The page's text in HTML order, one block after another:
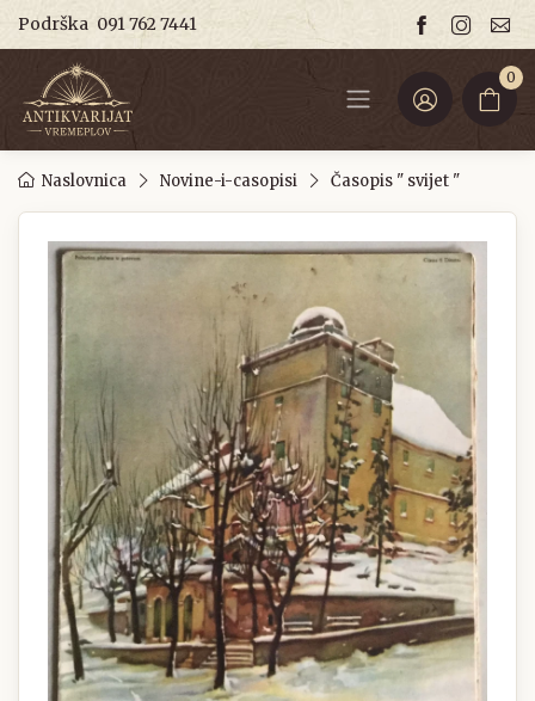
Podrška 091 762 7441
0
Naslovnica Novine-i-casopisi Časopis " svijet "